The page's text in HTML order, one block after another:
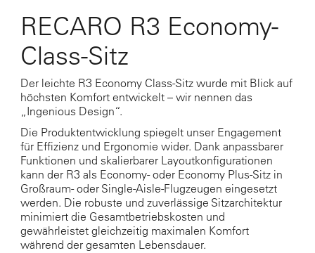
RECARO R3 Economy-
Class-Sitz
Der leichte R3 Economy Class-Sitz wurde mit Blick auf
höchsten Komfort entwickelt – wir nennen das
„Ingenious Design“.
Die Produktentwicklung spiegelt unser Engagement
für Effizienz und Ergonomie wider. Dank anpassbarer
Funktionen und skalierbarer Layoutkonfigurationen
kann der R3 als Economy- oder Economy Plus-Sitz in
Großraum- oder Single-Aisle-Flugzeugen eingesetzt
werden. Die robuste und zuverlässige Sitzarchitektur
minimiert die Gesamtbetriebskosten und
gewährleistet gleichzeitig maximalen Komfort
während der gesamten Lebensdauer.